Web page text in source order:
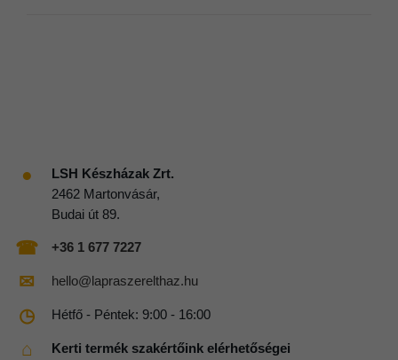
●
LSH Készházak Zrt.
2462 Martonvásár,
Budai út 89.
☎ +36 1 677 7227
✉ hello@lapraszerelthaz.hu
◷ Hétfő - Péntek: 9:00 - 16:00
⌂
Kerti termék szakértőink elérhetőségei